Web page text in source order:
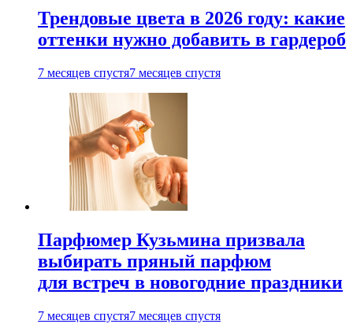
Трендовые цвета в 2026 году: какие
оттенки нужно добавить в гардероб
7 месяцев спустя7 месяцев спустя
Парфюмер Кузьмина призвала
выбирать пряный парфюм
для встреч в новогодние праздники
7 месяцев спустя7 месяцев спустя